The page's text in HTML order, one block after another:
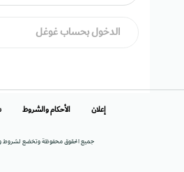
الدخول بحساب غوغل
جميع الحقوق محفوظة وتخضع لشروط
إعلان الأحكام والشروط